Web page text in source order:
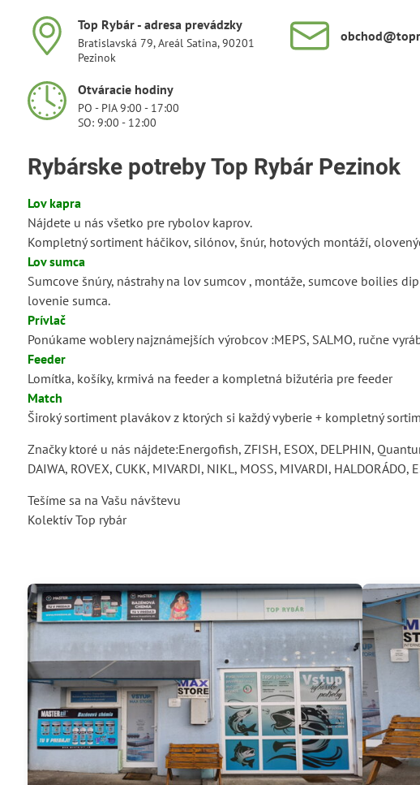
Top Rybár - adresa prevádzky
Bratislavská 79, Areál Satina, 90201
Pezinok
Otváracie hodiny
PO - PIA 9:00 - 17:00
SO: 9:00 - 12:00
Rybárske potreby Top Rybár Pezinok
Lov kapra
Nájdete u nás všetko pre rybolov kaprov.
Kompletný sortiment háčikov, silónov, šnúr, hotových montáží,
Lov sumca
Sumcove šnúry, nástrahy na lov sumcov , montáže, sumcove boilies
lovenie sumca.
Prívlač
Ponúkame woblery najznámejších výrobcov :MEPS, SALMO, ručne
Feeder
Lomítka, košíky, krmivá na feeder a kompletná bižutéria pre feeder
Match
Široký sortiment plavákov z ktorých si každý vyberie + kompletný
Značky ktoré u nás nájdete:Energofish, ZFISH, ESOX, DELPHIN,
DAIWA, ROVEX, CUKK, MIVARDI, NIKL, MOSS, MIVARDI, HALDORÁDO,
Tešíme sa na Vašu návštevu
Kolektív Top rybár